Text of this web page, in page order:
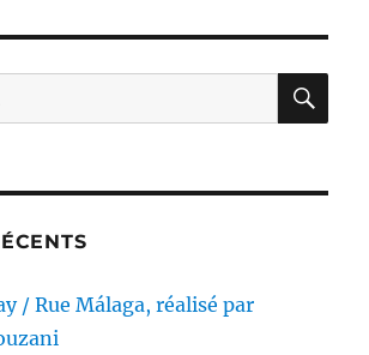
/ Rue Málaga, réalisé par